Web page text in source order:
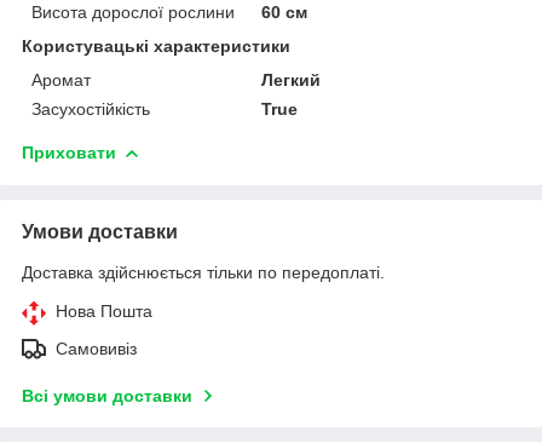
Висота дорослої рослини
60 см
Користувацькі характеристики
Аромат
Легкий
Засухостійкість
True
Приховати
Умови доставки
Доставка здійснюється тільки по передоплаті.
Нова Пошта
Самовивіз
Всі умови доставки